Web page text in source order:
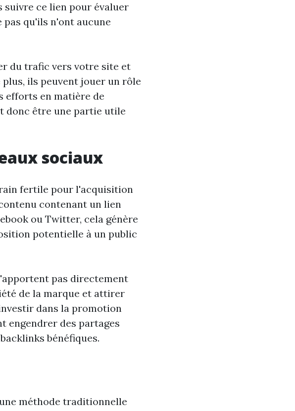
suivre ce lien pour évaluer
qu'ils n'ont aucune
du trafic vers votre site et
ils peuvent jouer un rôle
efforts en matière de
donc être une partie utile
sociaux
fertile pour l'acquisition
contenant un lien
ou Twitter, cela génère
potentielle à un public
pas directement
de la marque et attirer
dans la promotion
engendrer des partages
bénéfiques.
méthode traditionnelle